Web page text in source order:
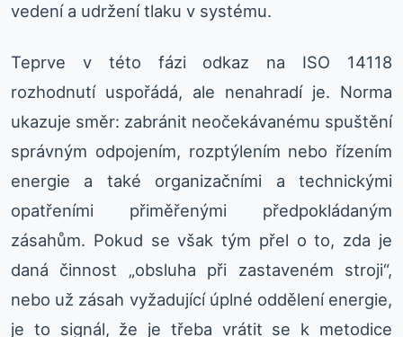
vedení a udržení tlaku v systému.
Teprve v této fázi odkaz na ISO 14118
rozhodnutí uspořádá, ale nenahradí je. Norma
ukazuje směr: zabránit neočekávanému spuštění
správným odpojením, rozptýlením nebo řízením
energie a také organizačními a technickými
opatřeními přiměřenými předpokládaným
zásahům. Pokud se však tým přel o to, zda je
daná činnost „obsluha při zastaveném stroji“,
nebo už zásah vyžadující úplné oddělení energie,
je to signál, že je třeba vrátit se k metodice